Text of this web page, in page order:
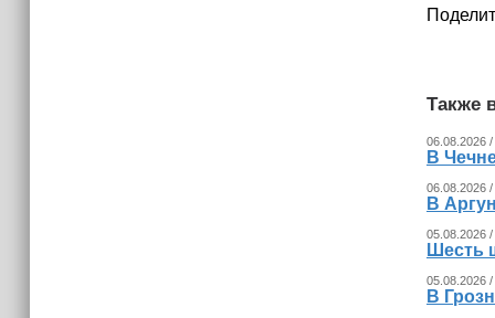
Также
06.08.2026
В
06.08.2026 /
В
05.08.2026 /
Шесть
05.08.2026
В